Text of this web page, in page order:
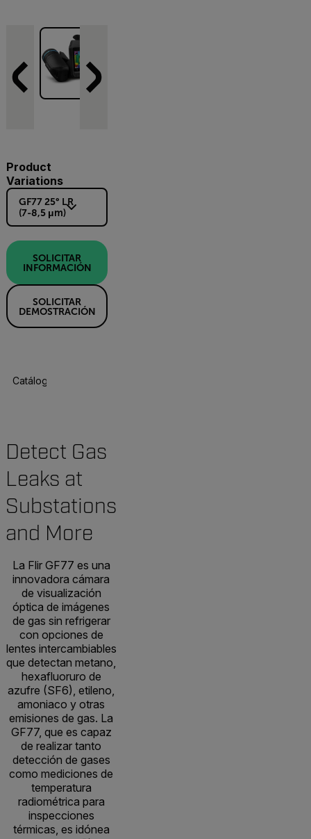
Product
Variations
GF77 25° LR
(7-8,5 μm)
SOLICITAR
INFORMACIÓN
SOLICITAR
DEMOSTRACIÓN
Catálogo De Productos
Detect Gas
Leaks at
Substations
and More
La Flir GF77 es una
innovadora cámara
de visualización
óptica de imágenes
de gas sin refrigerar
con opciones de
lentes intercambiables
que detectan metano,
hexafluoruro de
azufre (SF6), etileno,
amoniaco y otras
emisiones de gas. La
GF77, que es capaz
de realizar tanto
detección de gases
como mediciones de
temperatura
radiométrica para
inspecciones
térmicas, es idónea